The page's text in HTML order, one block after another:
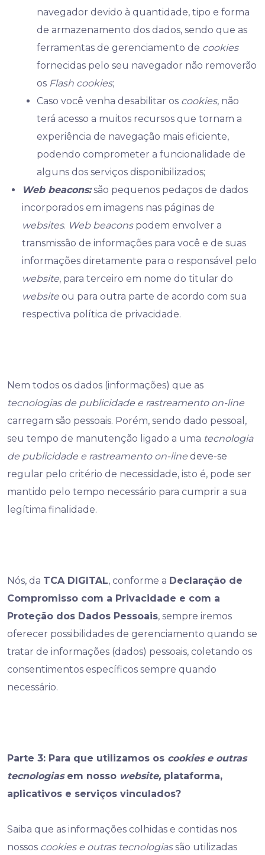
navegador devido à quantidade, tipo e forma
de armazenamento dos dados, sendo que as
ferramentas de gerenciamento de cookies
fornecidas pelo seu navegador não removerão
os Flash cookies;
Caso você venha desabilitar os cookies, não
terá acesso a muitos recursos que tornam a
experiência de navegação mais eficiente,
podendo comprometer a funcionalidade de
alguns dos serviços disponibilizados;
Web beacons:são pequenos pedaços de dados
incorporados em imagens nas páginas de
websites. Web beaconspodem envolver a
transmissão de informações para você e de suas
informações diretamente para o responsável pelo
website, para terceiro em nome do titular do
website ou para outra parte de acordo com sua
respectiva política de privacidade.
Nem todos os dados (informações) que as
tecnologias de publicidade e rastreamento on-line
carregam são pessoais. Porém, sendo dado pessoal,
seu tempo de manutenção ligado a uma tecnologia
de publicidade e rastreamento on-line deve-se
regular pelo critério de necessidade, isto é, pode ser
mantido pelo tempo necessário para cumprir a sua
legítima finalidade.
Nós, da TCA DIGITAL, conforme a Declaração de
Compromisso com a Privacidade e com a
Proteção dos Dados Pessoais, sempre iremos
oferecer possibilidades de gerenciamento quando se
tratar de informações (dados) pessoais, coletando os
consentimentos específicos sempre quando
necessário.
Parte 3: Para que utilizamos os cookies e outras
tecnologiasem nosso website, plataforma,
aplicativos e serviços vinculados?
Saiba que as informações colhidas e contidas nos
nossos cookies e outras tecnologiassão utilizadas